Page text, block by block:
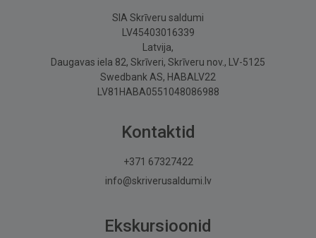
SIA Skrīveru saldumi
LV45403016339
Latvija,
Daugavas iela 82, Skrīveri, Skrīveru nov., LV-5125
Swedbank AS, HABALV22
LV81HABA0551048086988
Kontaktid
+371 67327422
info@skriverusaldumi.lv
Ekskursioonid